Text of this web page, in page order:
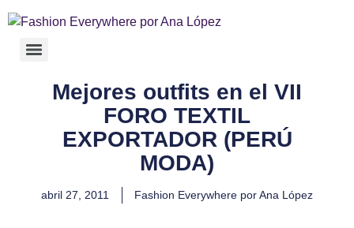
Mejores outfits en el VII
FORO TEXTIL
EXPORTADOR (PERÚ
MODA)
abril 27, 2011 Fashion Everywhere por Ana López